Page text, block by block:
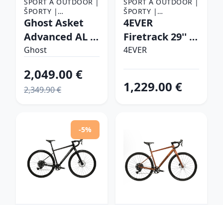
ŠPORTY |
CYKLISTIKA |
Ghost Asket
Advanced AL -
model 2024
XS (16", 145-160
cm)
Ghost
2,049.00 €
2,349.90 €
ŠPORTY |
CYKLISTIKA |
4EVER
Firetrack 29'' -
model 2025
(17", 165-175
4EVER
1,229.00 €
-5%